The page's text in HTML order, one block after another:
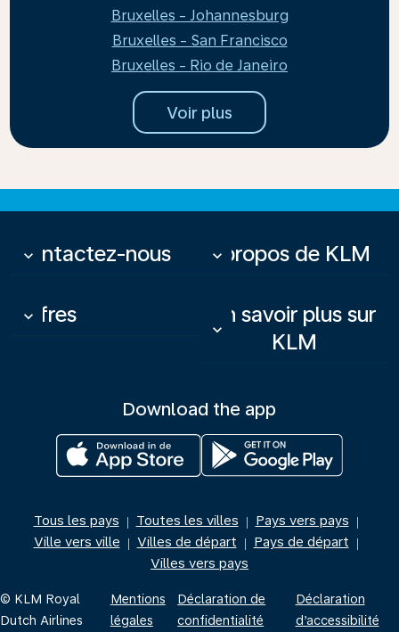
Bruxelles - Johannesburg
Bruxelles - San Francisco
Bruxelles - Rio de Janeiro
Voir plus
Contactez-nous
keyboard_arrow_down À propos de KLM
keyboard_arrow_down
Offres
keyboard_arrow_down
En savoir plus sur
KLM
keyboard_arrow_down
Download the app
Tous les pays | Toutes les villes | Pays vers pays |
Ville vers ville | Villes de départ | Pays de départ |
Villes vers pays
© KLM Royal
Dutch Airlines
Mentions
légales
Déclaration de
confidentialité
Déclaration
d’accessibilité